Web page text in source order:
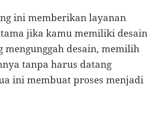
ini memberikan layanan
jika kamu memiliki desain
mengunggah desain, memilih
tanpa harus datang
ini membuat proses menjadi